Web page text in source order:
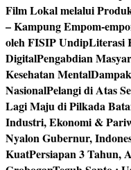
Film Lokal melalui
– Kampung Empom-
oleh FISIP UndipLiterasi
DigitalPengabdian
Kesehatan Mental
NasionalPelangi di Atas
Lagi Maju di Pilkada
Industri, Ekonomi &
Nyalon Gubernur,
KuatPersiapan 3 Tahun,